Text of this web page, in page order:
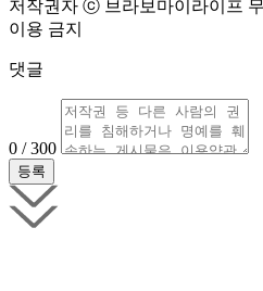
저작권자 ⓒ 브라보마이라이프
이용 금지
댓글
0 / 300